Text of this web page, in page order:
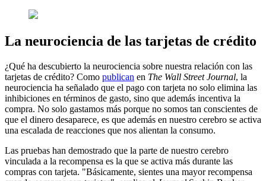
La neurociencia de las tarjetas de crédito
¿Qué ha descubierto la neurociencia sobre nuestra relación con las
tarjetas de crédito? Como publican en The Wall Street Journal, la
neurociencia ha señalado que el pago con tarjeta no solo elimina las
inhibiciones en términos de gasto, sino que además incentiva la
compra. No solo gastamos más porque no somos tan conscientes de
que el dinero desaparece, es que además en nuestro cerebro se activa
una escalada de reacciones que nos alientan la consumo.
Las pruebas han demostrado que la parte de nuestro cerebro
vinculada a la recompensa es la que se activa más durante las
compras con tarjeta. "Básicamente, sientes una mayor recompensa